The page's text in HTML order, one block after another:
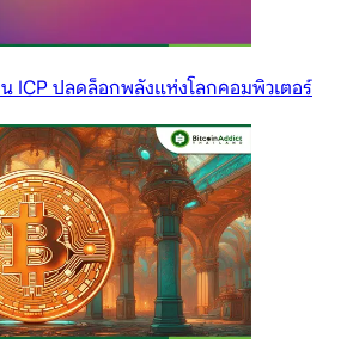
ICP ปลดล็อกพลังแห่งโลกคอมพิวเตอร์